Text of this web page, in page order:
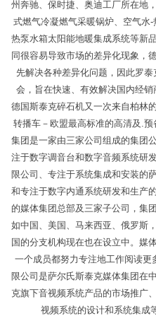
州奔驰、保时捷、奥迪工厂所在地
式燃气冷凝燃气采暖锅炉、空气水
热泵水箱太阳能地暖集成系统等新
同很容易导致市场的差异化现象，
先解决各种差异化问题，因此罗
会，旨在快速、有效解决国内经销
德国斯泰克碎石机又一次来自柏林
转播车－欧盟最高标准的高清及.
集团是一家由三家公司组成的集团
注于数字调音台和数字音频系统研
限公司、专注于系统集成和安装的
和专注于数字内通系统研发和生产
的媒体集团总部及三家子公司，集
如中国、美国、马来西亚、俄罗斯
国的分支机构现在也在设立中。媒
一个成员都努力专注地工作阅读
限公司是萨尔氏斯泰克媒体集团在
克旗下音视频系统产品的市场推广
视频系统的设计和系统集成